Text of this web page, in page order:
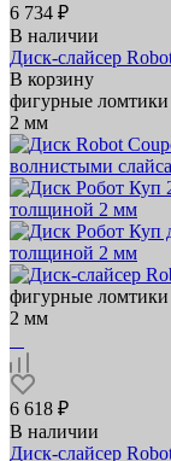
6 734 ₽
В наличии
Диск-слайсер
В корзину
фигурные ломтики
2 мм
фигурные ломтики
2 мм
6 618 ₽
В наличии
Диск-слайсер